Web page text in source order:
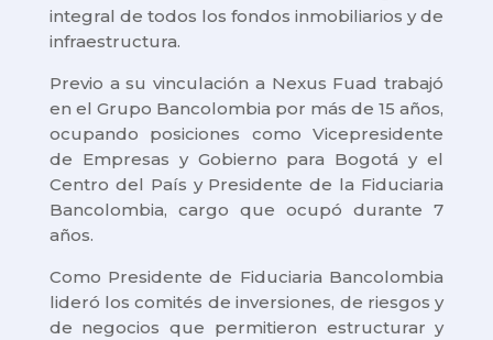
integral de todos los fondos inmobiliarios y de
infraestructura.
Previo a su vinculación a Nexus Fuad trabajó
en el Grupo Bancolombia por más de 15 años,
ocupando posiciones como Vicepresidente
de Empresas y Gobierno para Bogotá y el
Centro del País y Presidente de la Fiduciaria
Bancolombia, cargo que ocupó durante 7
años.
Como Presidente de Fiduciaria Bancolombia
lideró los comités de inversiones, de riesgos y
de negocios que permitieron estructurar y